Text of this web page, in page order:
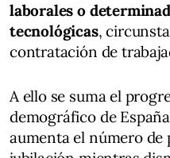
laborales o
tecnológicas,
contratación de
A ello se suma el
demográfico de
aumenta el número de